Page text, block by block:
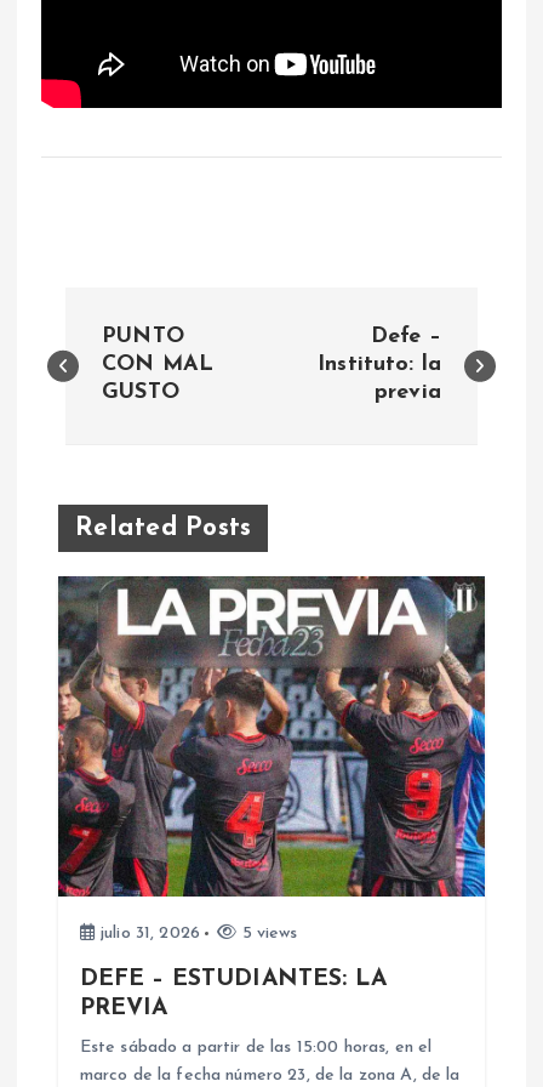
a
e
g
a
c
ó
n
d
PUNTO
CON MAL
GUSTO
Defe –
Instituto: la
previa
Related Posts
julio 31, 2026 5 views
DEFE – ESTUDIANTES: LA
PREVIA
Este sábado a partir de las 15:00 horas, en el
marco de la fecha número 23, de la zona A, de la